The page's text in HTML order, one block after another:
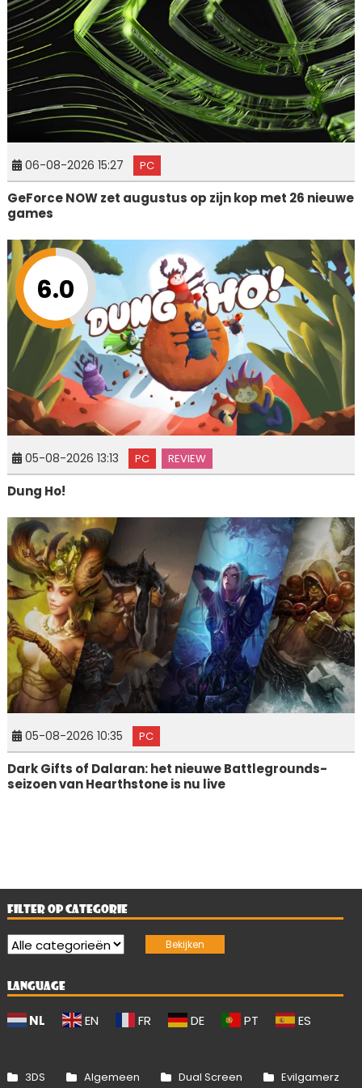
06-08-2026 15:27 PC
GeForce NOW zet augustus op zijn kop met 26 nieuwe
games
6.0
05-08-2026 13:13 PC REVIEW
Dung Ho!
05-08-2026 10:35 PC
Dark Gifts of Dalaran: het nieuwe Battlegrounds-
seizoen van Hearthstone is nu live
FILTER OP CATEGORIE
LANGUAGE
NL EN FR DE PT ES
3DS Algemeen Dual Screen Evilgamerz